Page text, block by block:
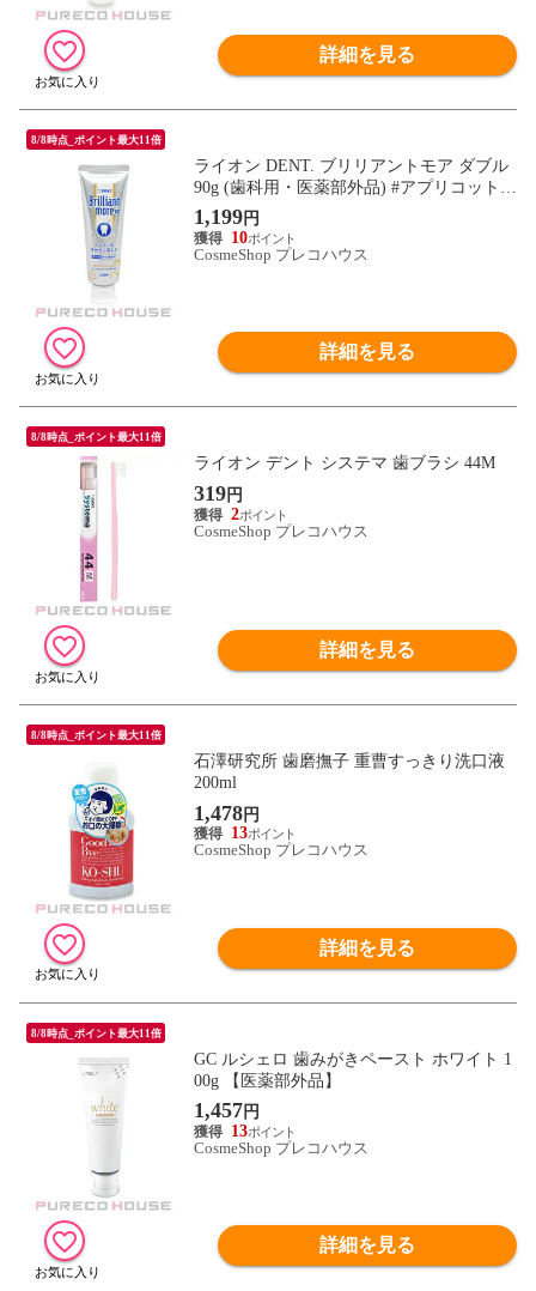
詳細を見る
8/8時点_ポイント最大11倍
ライオン DENT. ブリリアントモア ダブル
90g (歯科用・医薬部外品) #アプリコットミ
ント
1,199円
10
CosmeShop プレコハウス
詳細を見る
8/8時点_ポイント最大11倍
ライオン デント システマ 歯ブラシ 44M
319円
2
CosmeShop プレコハウス
詳細を見る
8/8時点_ポイント最大11倍
石澤研究所 歯磨撫子 重曹すっきり洗口液
200ml
1,478円
13
CosmeShop プレコハウス
詳細を見る
8/8時点_ポイント最大11倍
GC ルシェロ 歯みがきペースト ホワイト 1
00g 【医薬部外品】
1,457 円
13
CosmeShop プレコハウス
詳細を見る